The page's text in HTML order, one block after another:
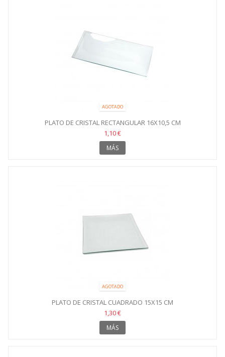
AGOTADO
PLATO DE CRISTAL RECTANGULAR 16X10,5 CM
1,10 €
MÁS
AGOTADO
PLATO DE CRISTAL CUADRADO 15X15 CM
1,30 €
MÁS